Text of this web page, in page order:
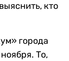
кто
города
То,